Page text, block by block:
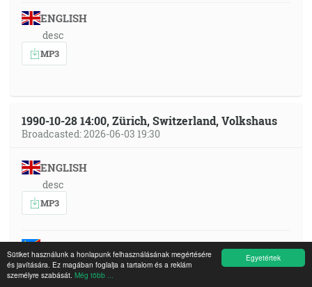
Egyetértek
Sütiket használunk a honlapunk felhasználásának megértésére
és javítására. Ez magában foglalja a tartalom és a reklám
személyre szabását. Még több ...
ENGLISH
desc
MP3
1990-10-28 14:00, Zürich, Switzerland, Volkshaus
Broadcasted: 2026-06-03 19:30
ENGLISH
desc
MP3
SWAHILI DRC
Thema: Die Wiederkunft Jesu Christi und die
Erfüllung biblischer Prophetie! NR. 3. (und über die